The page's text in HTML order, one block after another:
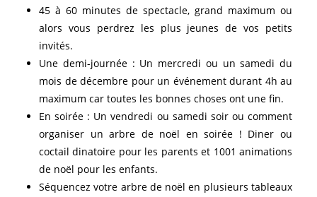
45 à 60 minutes de spectacle, grand maximum ou
alors vous perdrez les plus jeunes de vos petits
invités.
Une demi-journée : Un mercredi ou un samedi du
mois de décembre pour un événement durant 4h au
maximum car toutes les bonnes choses ont une fin.
En soirée : Un vendredi ou samedi soir ou comment
organiser un arbre de noël en soirée ! Diner ou
coctail dinatoire pour les parents et 1001 animations
de noël pour les enfants.
Séquencez votre arbre de noël en plusieurs tableaux